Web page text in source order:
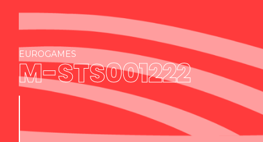
EUROGAMES
M-STS001222